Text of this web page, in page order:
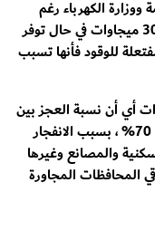
الكهرباء رغم
الإنفاق المالي المهول على قطاع الكهرباء ، 300 ميجاوات في حال توفر
للوقود فأنها تسبب
قد تصل إلى 800 ميجاوات أي أن نسبة العجز بين
الأحمال والقدرة التوليدية قد تصل الى 60 أو 70% ، بسبب الانفجار
والمصانع وغيرها
المحافظات المجاورة